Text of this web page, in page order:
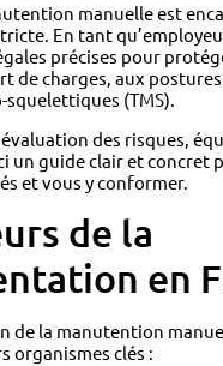
manuelle est
En tant
précises pour
de charges, aux
(TMS).
des risques,
un guide clair et concret
et vous y conformer.
de la
en
de la manutention
organismes clés :